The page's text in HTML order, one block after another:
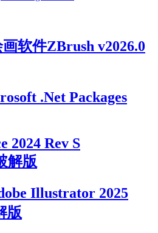
软件ZBrush v2026.0
.Net Packages
2024 Rev S
解版
Illustrator 2025
版